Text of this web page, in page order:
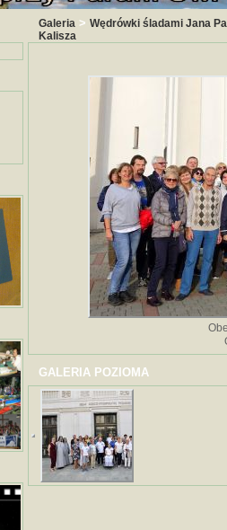
Galeria > Wędrówki śladami Jana
Kalisza
GALERIA POZIOMA